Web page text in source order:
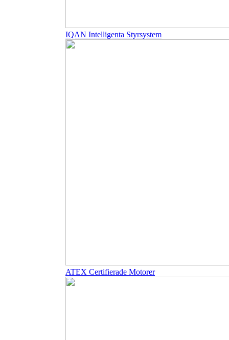
IQAN Intelligenta Styrsystem
ATEX Certifierade Motorer